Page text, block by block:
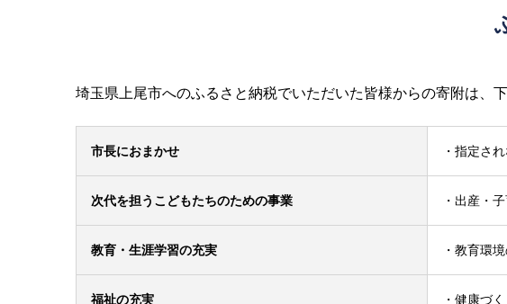
埼玉県上尾市へのふるさと納税でいただいた皆様からの寄附は、
市長におまかせ ・指定さ
次代を担うこどもたちのための事業 ・出産・
教育・生涯学習の充実 ・教育環
福祉の充実 ・健康づ